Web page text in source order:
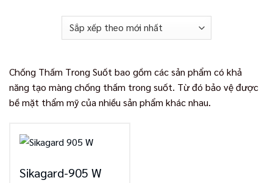
Chống Thấm Trong Suốt bao gồm các sản phẩm có khả
năng tạo màng chống thấm trong suốt. Từ đó bảo vệ được
bề mặt thẩm mỹ của nhiều sản phẩm khác nhau.
Sikagard-905 W